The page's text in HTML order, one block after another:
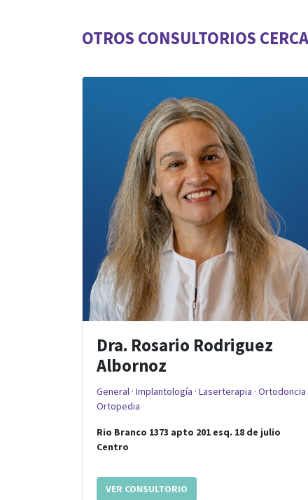
OTROS CONSULTORIOS CERCA
Dra. Rosario Rodriguez
Albornoz
General · Implantología · Laserterapia · Ortodoncia
Ortopedia
Rio Branco 1373 apto 201 esq. 18 de julio
Centro
VER CONSULTORIO